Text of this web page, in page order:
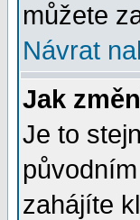
můžete
Návrat
Jak
Je to
zahájíte